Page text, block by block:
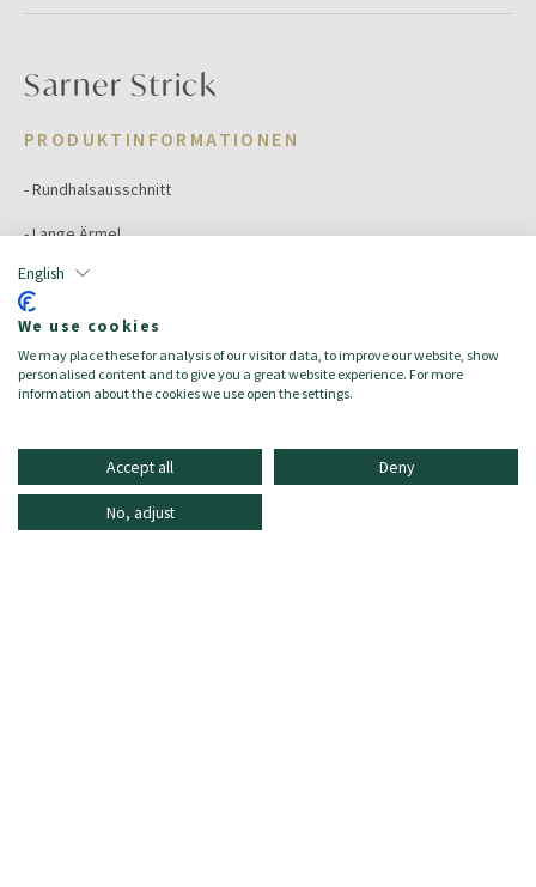
English
We use cookies
We may place these for analysis of our visitor data, to improve our website, show
personalised content and to give you a great website experience. For more
information about the cookies we use open the settings.
Accept all Deny
No, adjust
Sarner Strick
PRODUKTINFORMATIONEN
- Rundhalsausschnitt
- Lange Ärmel
- Feiner Strick
Color: GREY MEL
Größe: S
Zielgruppe:Herren/Uomo